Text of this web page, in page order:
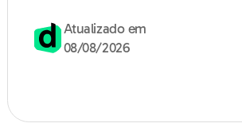
As matérias cobradas são as seguintes:
vagas surgem.
Atualizado em
08/08/2026